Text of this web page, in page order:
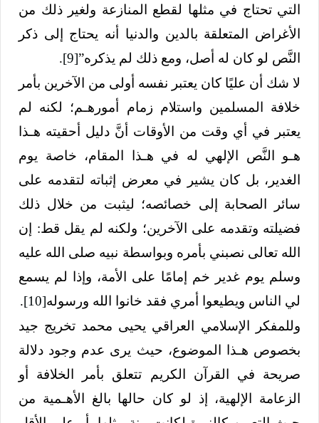
التي تحتاج في مثلها لقطع المنازعة ولغير ذلك من
الأغراض المتعلقة بالدين والدنيا أنه يحتاج إلى ذكر
النَّص لو كان له أصل، ومع ذلك لم يذكره”[9]
.
لا شك أن عليًا كان يعتبر نفسه أولى من الآخرين بأمر
خلافة المسلمين واستلام زمام أمورهـم؛ لكنه لم
يعتبر في أي وقت من الأوقات أنَّ دليل أحقيته هـذا
هـو النَّص الإلهي له في هـذا المقام، خاصة يوم
الغدير، بل كان يشير في معرض إثباته لتقدمه على
سائر الصحابة إلى خصائصه؛ ليثبت من خلال ذلك
فضيلته وتقدمه على الآخرين؛ ولكنه لم يقل قط: إن
الله تعالى نصبني بأمره وبواسطة نبيه صلى الله عليه
وسلم يوم غدير خم إمامًا على الأمة، وإذا لم يسمع
لي الناس ويطيعوا أمري فقد خانوا الله ورسوله[10]
.
وللمفكر الإسلامي العراقي يحيى محمد تخريج جيد
بخصوص هـذا الموضوع، حيث يرى عدم وجود دلالة
صريحة في القرآن الكريم تتعلق بأمر الخلافة أو
الزعامة الإلهية، إذ لو كان حالها بالغ الأهـمية من